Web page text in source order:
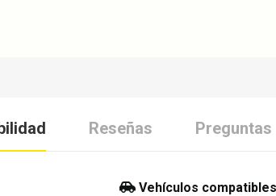
Reseñas Preguntas
Vehículos compatibles